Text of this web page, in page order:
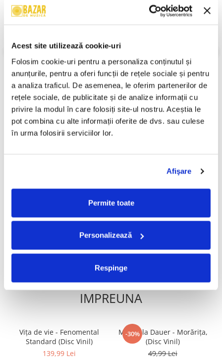
Acest site utilizează cookie-uri
Folosim cookie-uri pentru a personaliza conținutul și
anunțurile, pentru a oferi funcții de rețele sociale și pentru
a analiza traficul. De asemenea, le oferim partenerilor de
rețele sociale, de publicitate și de analize informații cu
privire la modul în care folosiți site-ul nostru. Aceștia le
pot combina cu alte informații oferite de dvs. sau culese
în urma folosirii serviciilor lor.
Afişare
Permite toate
Personalizează
Respinge
B1. Look Into The Future
B2. Midnight Dreamer
Stil:
Rock; Prog Rock; Classic Rock
Stare Disc:Near Mint (NM or M-)
Stare Coperta:Near Mint (NM or M-)
Informatii conformitate produs
Review-uri(0)
Pentru Îndrăgostiți, (Disc
Ștefan Hrușcă - La Săvârșitu
Lumii, (Disc Vinil)
FRECVENT CUMPARATE
IMPREUNA
Vița de vie - Fenomental
Standard (Disc Vinil)
139,99 Lei
-30%
Mirabela Dauer - Morărița,
(Disc Vinil)
49,99 Lei